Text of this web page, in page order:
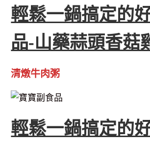
輕鬆一鍋搞定的
品-山藥蒜頭香菇
清燉牛肉粥
輕鬆一鍋搞定的